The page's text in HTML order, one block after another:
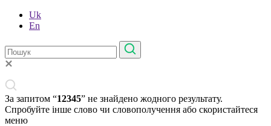
Uk
En
За запитом “12345” не знайдено жодного результату.
Спробуйте інше слово чи словополучення або скористайтеся
меню